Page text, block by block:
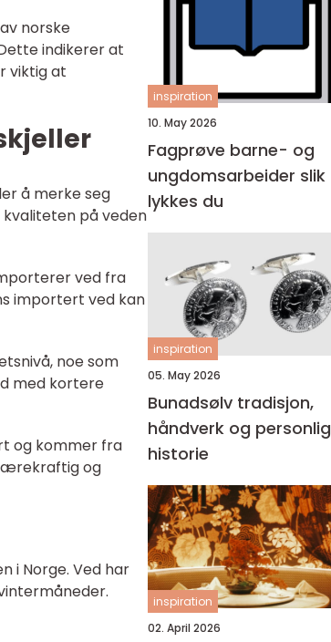
norske
indikerer at
viktig at
å merke seg
kvaliteten på veden
ved fra
importert ved kan
noe som
med kortere
og kommer fra
og
i Norge. Ved har
inspiration
10. May 2026
Fagprøve barne- og
ungdomsarbeider slik
lykkes du
inspiration
05. May 2026
Bunadsølv tradisjon,
håndverk og personlig
historie
inspiration
02. April 2026